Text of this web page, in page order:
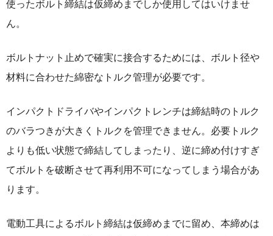
使ったボルト締結は仮締めまでしか使用してはいけませ
ん。
ボルトナット止めで確実に接合するためには、ボルト径や
材料に合わせた綿密なトルク管理が必要です。
インパクトドライバやインパクトレンチは締結時のトルク
のバラつきが大きくトルクを管理できません。必要トルク
よりも低い状態で締結してしまったり、逆に締め付けすぎ
てボルトを破断させて再利用不可になってしまう場合があ
ります。
電動工具によるボルト締結は仮締めまでに留め、本締めは